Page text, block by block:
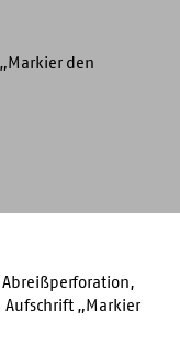
Abreißperforation,
„Markier